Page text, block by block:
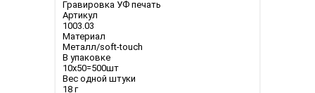
Гравировка УФ печать
Артикул
1003.03
Материал
Металл/soft-touch
В упаковке
10x50=500шт
Вес одной штуки
18 г